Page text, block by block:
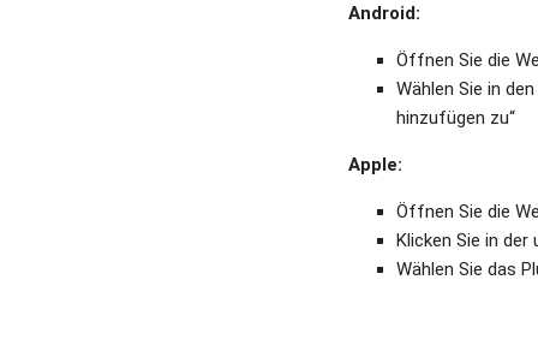
Android:
Öffnen Sie die
Wählen Sie in
hinzufügen zu“
Apple:
Öffnen Sie die
Klicken Sie in
Wählen Sie das